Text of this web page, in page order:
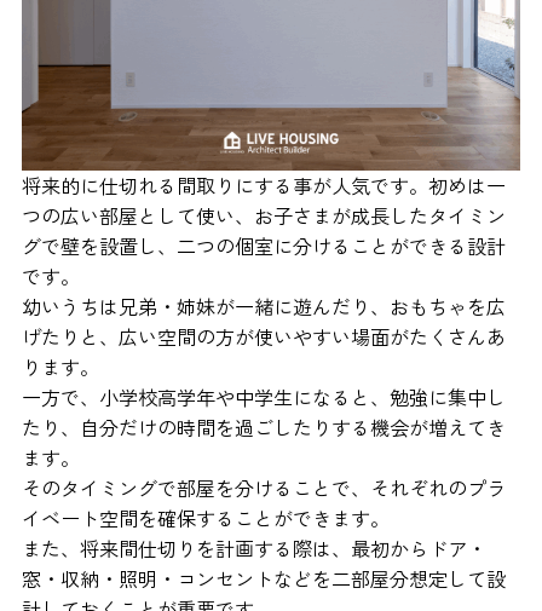
将来的に仕切れる間取りにする事が人気です。初めは一
つの広い部屋として使い、お子さまが成長したタイミン
グで壁を設置し、二つの個室に分けることができる設計
です。
幼いうちは兄弟・姉妹が一緒に遊んだり、おもちゃを広
げたりと、広い空間の方が使いやすい場面がたくさんあ
ります。
一方で、小学校高学年や中学生になると、勉強に集中し
たり、自分だけの時間を過ごしたりする機会が増えてき
ます。
そのタイミングで部屋を分けることで、それぞれのプラ
イベート空間を確保することができます。
また、将来間仕切りを計画する際は、最初からドア・
窓・収納・照明・コンセントなどを二部屋分想定して設